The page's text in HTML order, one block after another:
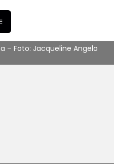
– Foto: Jacqueline Angelo